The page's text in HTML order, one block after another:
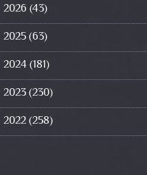
2026 (43)
2025(63)
2024(181)
2023(230)
2022(258)